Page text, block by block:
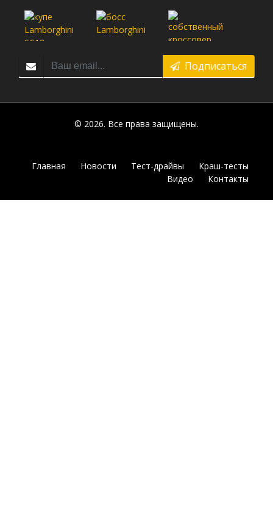
Подписаться
© 2026. Все права защищены.
Главная Новости Тест-драйвы
Краш-тесты
Видео
Контакты